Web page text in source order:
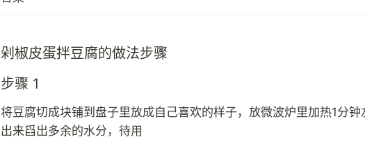
剁椒皮蛋拌豆腐的做法步骤
步骤 1
将豆腐切成块铺到盘子里放成自己喜欢的样子，放微波炉里加热1分钟
出来舀出多余的水分，待用